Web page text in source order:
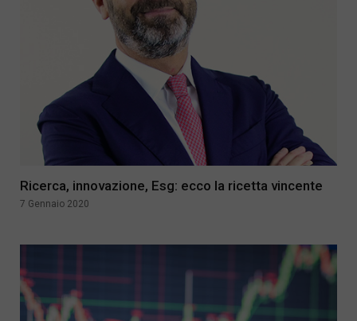
Ricerca, innovazione, Esg: ecco la ricetta vincente
7 Gennaio 2020